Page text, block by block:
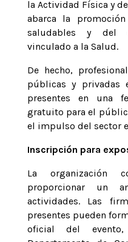
la Actividad Física y
abarca la
saludables y del
vinculado a la Salud.
De hecho,
públicas y privadas
presentes en una
gratuito para el
el impulso del sector
Inscripción para
La organización
proporcionar un
actividades. Las
presentes pueden
oficial del